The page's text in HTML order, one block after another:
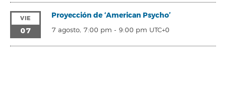
VIE
07
Proyección de ‘American Psycho’
7 agosto, 7:00 pm - 9:00 pm UTC+0